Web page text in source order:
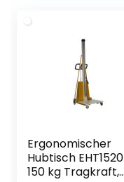
Ergonomischer
Hubtisch EHT1520
150 kg Tragkraft,